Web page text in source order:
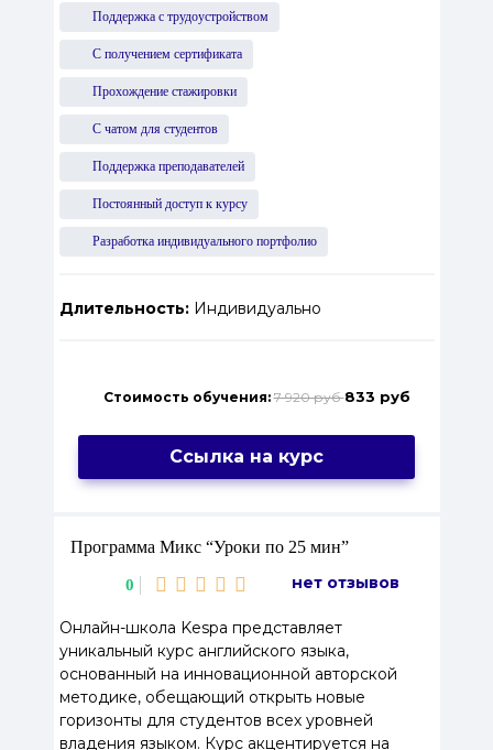
Поддержка с трудоустройством
С получением сертификата
Прохождение стажировки
С чатом для студентов
Поддержка преподавателей
Постоянный доступ к курсу
Разработка индивидуального портфолио
Длительность:Индивидуально
Стоимость обучения: 7 920 руб833 руб
Ссылка на курс
Программа Микс “Уроки по 25 мин”
0 нет отзывов
Онлайн-школа Kespa представляет
уникальный курс английского языка,
основанный на инновационной авторской
методике, обещающий открыть новые
горизонты для студентов всех уровней
владения языком. Курс акцентируется на